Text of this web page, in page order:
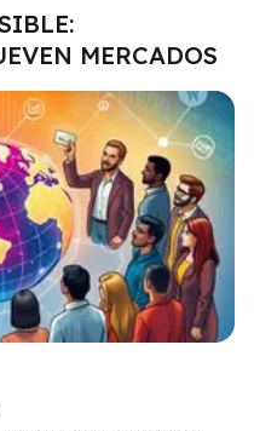
MERCADOS